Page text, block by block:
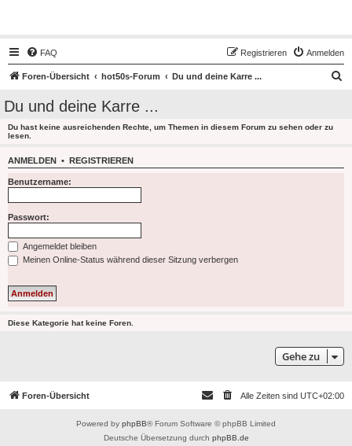
FAQ Anmelden
Registrieren
Foren-Übersicht hot50s-Forum Du und deine Karre ...
Du und deine Karre ...
Du hast keine ausreichenden Rechte, um Themen in diesem Forum zu sehen oder zu
lesen.
ANMELDEN • REGISTRIEREN
Benutzername:
Passwort:
Angemeldet bleiben
Meinen Online-Status während dieser Sitzung verbergen
Diese Kategorie hat keine Foren.
Gehe zu
Foren-Übersicht Alle Zeiten sind UTC+02:00
Powered by phpBB® Forum Software © phpBB Limited
Deutsche Übersetzung durch phpBB.de